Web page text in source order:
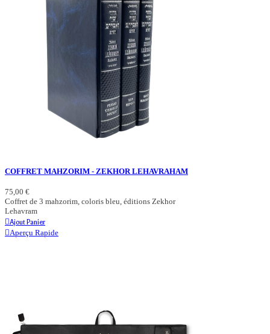
COFFRET MAHZORIM - ZEKHOR LEHAVRAHAM
75,00 €
Coffret de 3 mahzorim, coloris bleu, éditions Zekhor
Lehavram
Ajout Panier
Aperçu Rapide